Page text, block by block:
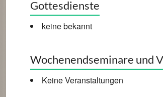
Gottesdienste
keine bekannt
Wochenendseminare und
Keine Veranstaltungen